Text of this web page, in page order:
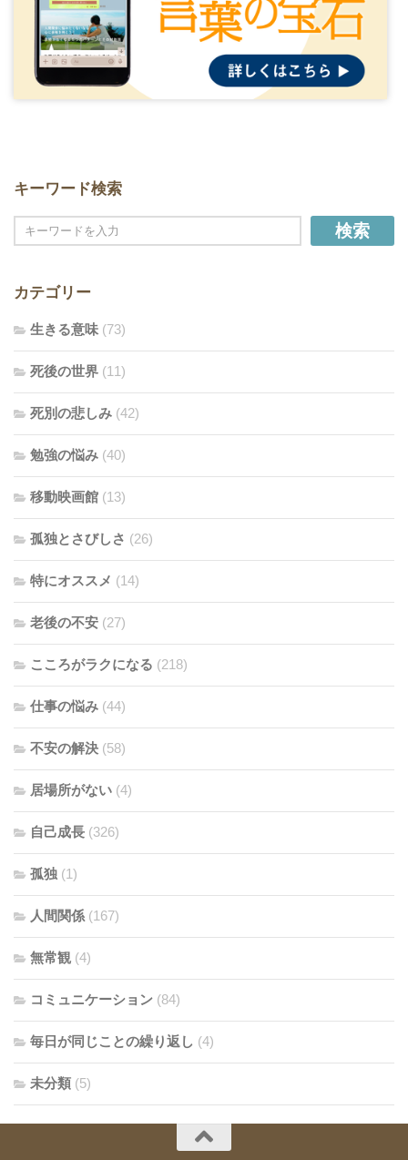
キーワード検索
検索
カテゴリー
生きる意味 (73)
死後の世界 (11)
死別の悲しみ (42)
勉強の悩み (40)
移動映画館 (13)
孤独とさびしさ (26)
特にオススメ (14)
老後の不安 (27)
こころがラクになる (218)
仕事の悩み (44)
不安の解決 (58)
居場所がない (4)
自己成長 (326)
孤独 (1)
人間関係 (167)
無常観 (4)
コミュニケーション (84)
毎日が同じことの繰り返し (4)
未分類 (5)